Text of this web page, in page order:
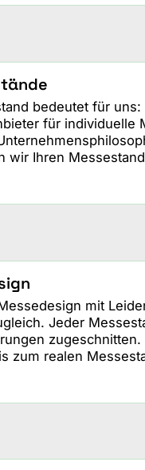
bedeutet für
für individuelle
wir Ihren
mit
Jeder
zum realen